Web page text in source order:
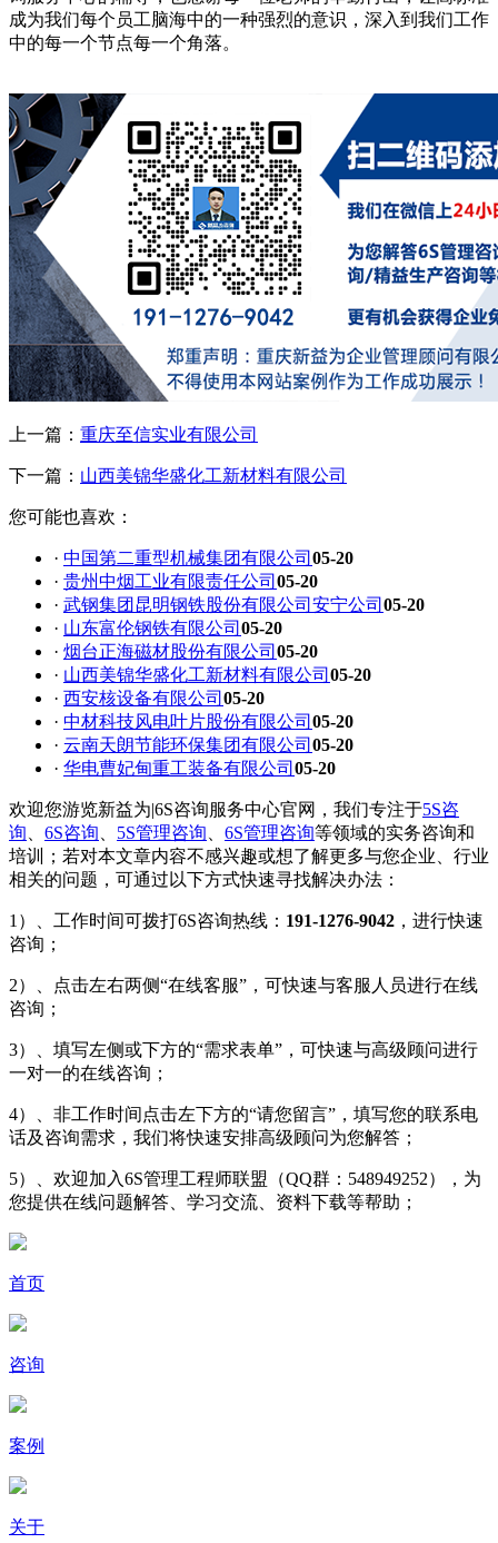
成为我们每个员工脑海中的一种强烈的意识，深入到我们工作
中的每一个节点每一个角落。
上一篇： 重庆至信实业有限公司
下一篇： 山西美锦华盛化工新材料有限公司
您可能也喜欢：
· 中国第二重型机械集团有限公司 05-20
· 贵州中烟工业有限责任公司 05-20
· 武钢集团昆明钢铁股份有限公司安宁公司 05-20
· 山东富伦钢铁有限公司 05-20
· 烟台正海磁材股份有限公司 05-20
· 山西美锦华盛化工新材料有限公司 05-20
· 西安核设备有限公司 05-20
· 中材科技风电叶片股份有限公司 05-20
· 云南天朗节能环保集团有限公司 05-20
· 华电曹妃甸重工装备有限公司 05-20
欢迎您游览新益为|6S咨询服务中心官网，我们专注于5S咨
询
6S咨询 5S管理咨询 6S管理咨询等领域的实务咨询和
培训；若对本文章内容不感兴趣或想了解更多与您企业、行业
相关的问题，可通过以下方式快速寻找解决办法：
1）、工作时间可拨打6S咨询热线： 191-1276-9042 ，进行快速
咨询；
2）、点击左右两侧“在线客服”，可快速与客服人员进行在线
咨询；
3）、填写左侧或下方的“需求表单”，可快速与高级顾问进行
一对一的在线咨询；
4）、非工作时间点击左下方的“请您留言”，填写您的联系电
话及咨询需求，我们将快速安排高级顾问为您解答；
5）、欢迎加入6S管理工程师联盟（QQ群：548949252），为
您提供在线问题解答、学习交流、资料下载等帮助；
首页
咨询
案例
关于